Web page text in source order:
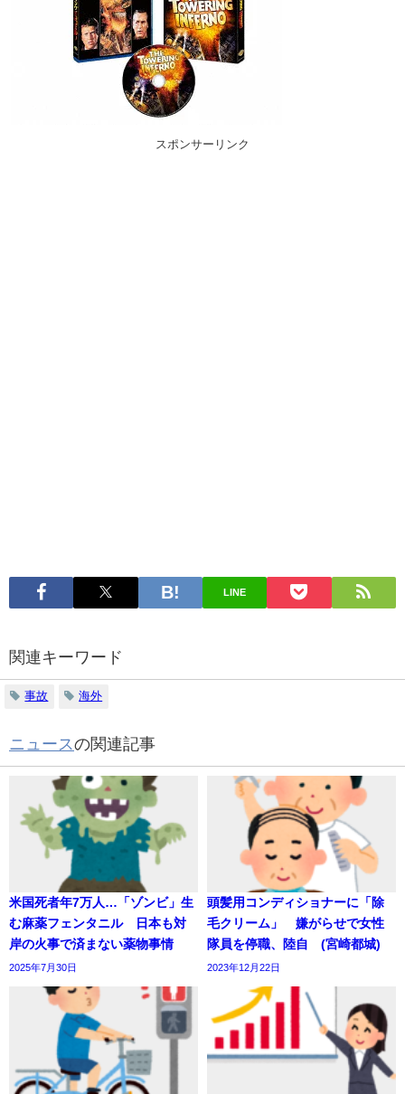
スポンサーリンク
LINE
関連キーワード
事故 海外
ニュースの関連記事
米国死者年7万人…「ゾンビ」生
む麻薬フェンタニル 日本も対
岸の火事で済まない薬物事情
2025年7月30日
頭髪用コンディショナーに「除
毛クリーム」 嫌がらせで女性
隊員を停職、陸自 (宮崎都城)
2023年12月22日